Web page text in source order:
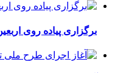
برگزاری پیاده روی اربعین حسینی در